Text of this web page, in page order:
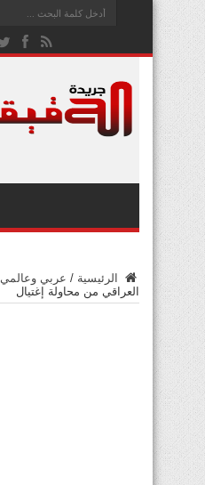
الرئيسية / عربي وعالمي
العراقي من محاولة إغتيال